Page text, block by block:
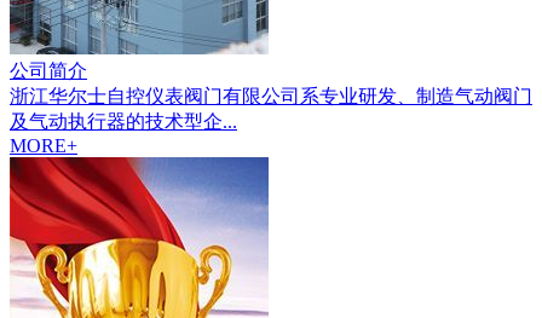
公司简介
浙江华尔士自控仪表阀门有限公司系专业研发、制造气动阀门
及气动执行器的技术型企...
MORE+